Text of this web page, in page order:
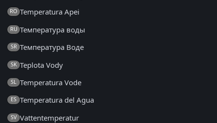
RO Temperatura Apei
RU Температура воды
SR Температура Воде
SK Teplota Vody
SL Temperatura Vode
ES Temperatura del Agua
SV Vattentemperatur